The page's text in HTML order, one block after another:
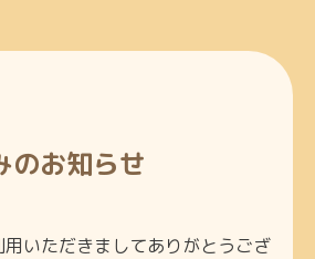
のお知らせ
いただきましてありがとうござ